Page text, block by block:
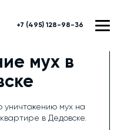
+7 (495) 128-98-36
мух в
уничтожению мух на
в Дедовске.